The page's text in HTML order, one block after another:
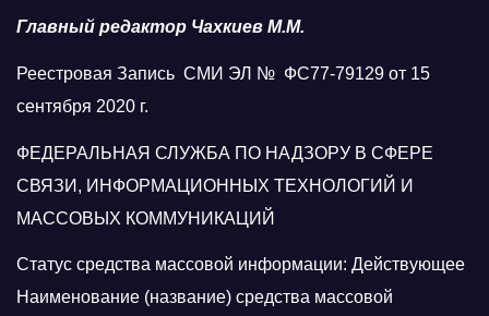
Главный редактор Чахкиев М.М.
Реестровая Запись СМИ ЭЛ № ФС77-79129 от 15
сентября 2020 г.
ФЕДЕРАЛЬНАЯ СЛУЖБА ПО НАДЗОРУ В СФЕРЕ
СВЯЗИ, ИНФОРМАЦИОННЫХ ТЕХНОЛОГИЙ И
МАССОВЫХ КОММУНИКАЦИЙ
Статус средства массовой информации: Действующее
Наименование (название) средства массовой